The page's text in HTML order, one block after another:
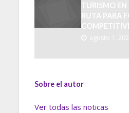
TURISMO EN
RUTA PARA
agosto 1,
Sobre el autor
Ver todas las noticas